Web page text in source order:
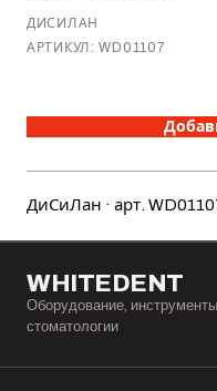
ДИСИЛАН
АРТИКУЛ:WD01107
ДиСиЛан · арт.
WHITEDENT
Оборудование,
стоматологии